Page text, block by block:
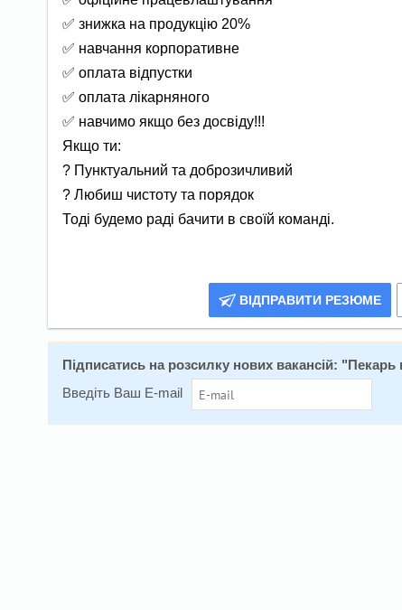
✅ знижка на продукцію 20%
✅ навчання корпоративне
✅ оплата відпустки
✅ оплата лікарняного
✅ навчимо якщо без досвіду!!!
Якщо ти:
? Пунктуальний та доброзичливий
? Любиш чистоту та порядок
Тоді будемо раді бачити в своїй команді.
ВІДПРАВИТИ РЕЗЮМЕ
Підписатись на розсилку нових вакансій: " Пекарь
Введіть Ваш E-mail